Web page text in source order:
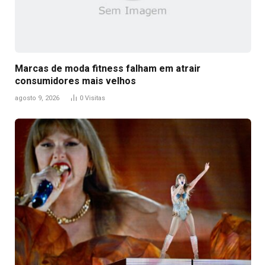
Marcas de moda fitness falham em atrair
consumidores mais velhos
agosto 9, 2026 0 Visitas